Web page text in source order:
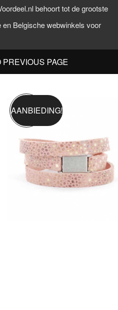
behoort tot de grootste
en Belgische webwinkels voor
PREVIOUS PAGE
AANBIEDING!